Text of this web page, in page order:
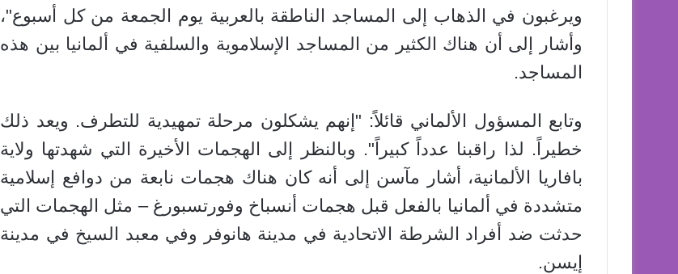
ويرغبون في الذهاب إلى المساجد الناطقة بالعربية يوم الجمعة من كل أسبوع"،
وأشار إلى أن هناك الكثير من المساجد الإسلاموية والسلفية في ألمانيا بين هذه
المساجد.
وتابع المسؤول الألماني قائلاً: "إنهم يشكلون مرحلة تمهيدية للتطرف. ويعد ذلك
خطيراً. لذا راقبنا عدداً كبيراً". وبالنظر إلى الهجمات الأخيرة التي شهدتها ولاية
بافاريا الألمانية، أشار مآسن إلى أنه كان هناك هجمات نابعة من دوافع إسلامية
متشددة في ألمانيا بالفعل قبل هجمات أنسباخ وفورتسبورغ – مثل الهجمات التي
حدثت ضد أفراد الشرطة الاتحادية في مدينة هانوفر وفي معبد السيخ في مدينة
إيسن.